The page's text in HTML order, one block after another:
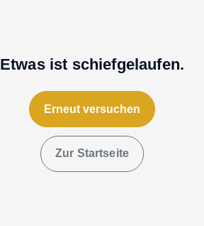
Etwas ist schiefgelaufen.
Erneut versuchen
Zur Startseite